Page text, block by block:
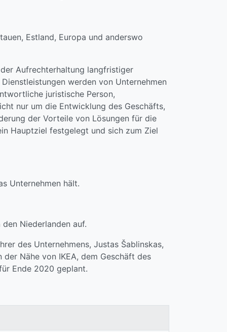
Estland, Europa und anderswo
Aufrechterhaltung langfristiger
werden von Unternehmen
juristische Person,
nur um die Entwicklung des Geschäfts,
der Vorteile von Lösungen für die
Hauptziel festgelegt und sich zum Ziel
Unternehmen hält.
Niederlanden auf.
des Unternehmens, Justas Šablinskas,
Nähe von IKEA, dem Geschäft des
Ende 2020 geplant.